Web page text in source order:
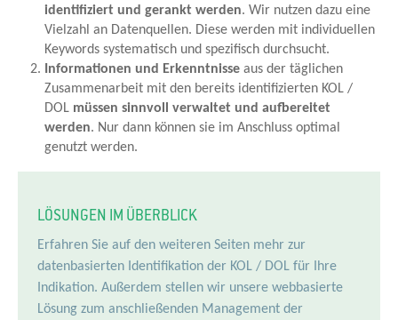
identifiziert und gerankt werden. Wir nutzen dazu eine
Vielzahl an Datenquellen. Diese werden mit individuellen
Keywords systematisch und spezifisch durchsucht.
Informationen und Erkenntnisse aus der täglichen
Zusammenarbeit mit den bereits identifizierten KOL /
DOL müssen sinnvoll verwaltet und aufbereitet
werden. Nur dann können sie im Anschluss optimal
genutzt werden.
LÖSUNGEN IM ÜBERBLICK
Erfahren Sie auf den weiteren Seiten mehr zur
datenbasierten Identifikation der KOL / DOL für Ihre
Indikation. Außerdem stellen wir unsere webbasierte
Lösung zum anschließenden Management der